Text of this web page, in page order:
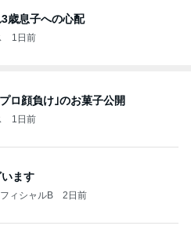
歳息子への心配
1日前
ロ顔負け｣のお菓子公開
1日前
ます
ィシャルB 2日前